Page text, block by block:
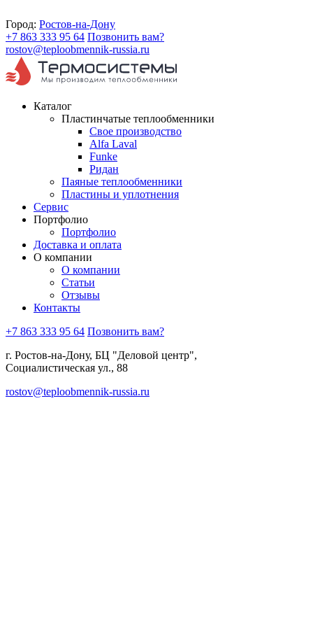
Город: Ростов-на-Дону
+7 863 333 95 64 Позвонить вам?
rostov@teploobmennik-russia.ru
Каталог
Пластинчатые теплообменники
Свое производство
Alfa Laval
Funke
Ридан
Паяные теплообменники
Пластины и уплотнения
Сервис
Портфолио
Портфолио
Доставка и оплата
О компании
О компании
Статьи
Отзывы
Контакты
+7 863 333 95 64 Позвонить вам?
г. Ростов-на-Дону, БЦ "Деловой центр",
Социалистическая ул., 88
rostov@teploobmennik-russia.ru